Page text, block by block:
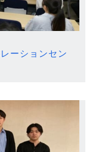
ーションセン